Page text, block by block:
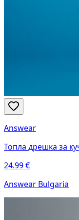
Answear
Топла дрешка за
24.99€
Answear Bulgaria